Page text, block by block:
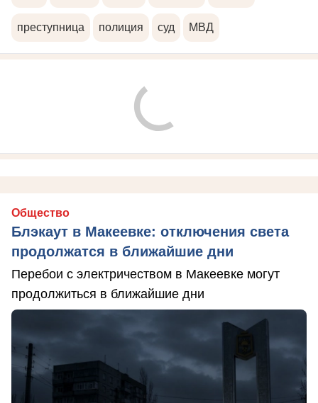
преступница полиция суд МВД
Общество
Блэкаут в Макеевке: отключения света
продолжатся в ближайшие дни
Перебои с электричеством в Макеевке могут
продолжиться в ближайшие дни